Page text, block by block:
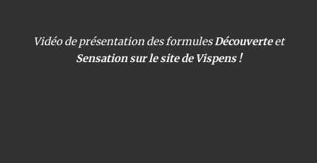
Vidéo de présentation des formulesDécouverteet
Sensation sur le site de Vispens !